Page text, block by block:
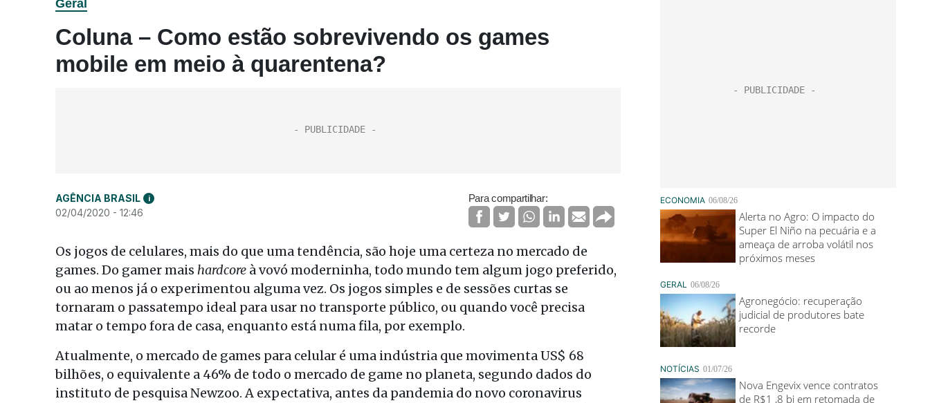
Geral
Coluna – Como estão sobrevivendo os games
mobile em meio à quarentena?
AGÊNCIA BRASIL i
02/04/2020 - 12:46
Para compartilhar:
Os jogos de celulares, mais do que uma tendência, são hoje uma certeza no mercado de
games. Do gamer mais hardcore à vovó moderninha, todo mundo tem algum jogo preferido,
ou ao menos já o experimentou alguma vez. Os jogos simples e de sessões curtas se
tornaram o passatempo ideal para usar no transporte público, ou quando você precisa
matar o tempo fora de casa, enquanto está numa fila, por exemplo.
Atualmente, o mercado de games para celular é uma indústria que movimenta US$ 68
bilhões, o equivalente a 46% de todo o mercado de game no planeta, segundo dados do
instituto de pesquisa Newzoo. A expectativa, antes da pandemia do novo coronavirus